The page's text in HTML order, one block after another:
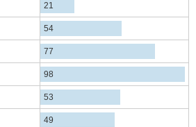
21
54
77
98
53
49